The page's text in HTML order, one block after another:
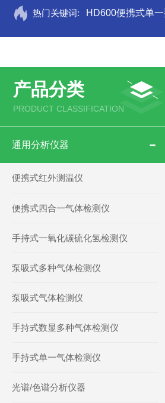
热门关键词: HD600便携式单
产品分类
PRODUCT CLASSIFICATION
通用分析仪器
便携式红外测温仪
便携式四合一气体检测仪
手持式一氧化碳硫化氢检测仪
泵吸式多种气体检测仪
泵吸式气体检测仪
手持式数显多种气体检测仪
手持式单一气体检测仪
光谱/色谱分析仪器